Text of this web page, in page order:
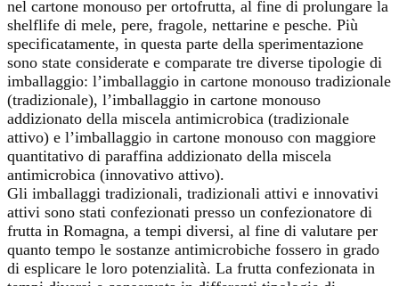
nel cartone monouso per ortofrutta, al fine di prolungare la
shelflife di mele, pere, fragole, nettarine e pesche. Più
specificatamente, in questa parte della sperimentazione
sono state considerate e comparate tre diverse tipologie di
imballaggio: l’imballaggio in cartone monouso tradizionale
(tradizionale), l’imballaggio in cartone monouso
addizionato della miscela antimicrobica (tradizionale
attivo) e l’imballaggio in cartone monouso con maggiore
quantitativo di paraffina addizionato della miscela
antimicrobica (innovativo attivo).
Gli imballaggi tradizionali, tradizionali attivi e innovativi
attivi sono stati confezionati presso un confezionatore di
frutta in Romagna, a tempi diversi, al fine di valutare per
quanto tempo le sostanze antimicrobiche fossero in grado
di esplicare le loro potenzialità. La frutta confezionata in